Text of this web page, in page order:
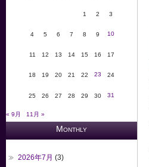
1 2 3
4 5 6 7 8 9 10
11 12 13 14 15 16 17
18 19 20 21 22 23 24
25 26 27 28 29 30 31
« 9月 11月 »
Monthly
2026年7月 (3)